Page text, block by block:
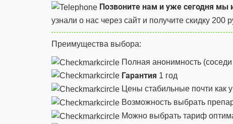
Позвоните нам и уже сегодня мы
узнали о нас через сайт и получите скидку 200
Преимущества выбора:
Полная анонимность
Гарантия 1 год
Цены стабильные почти как
Возможность выбрать
Можно выбрать тариф